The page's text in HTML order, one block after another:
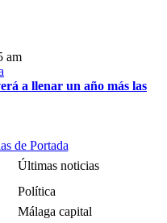
am
a llenar un año más las
de Portada
Últimas noticias
Política
Málaga capital